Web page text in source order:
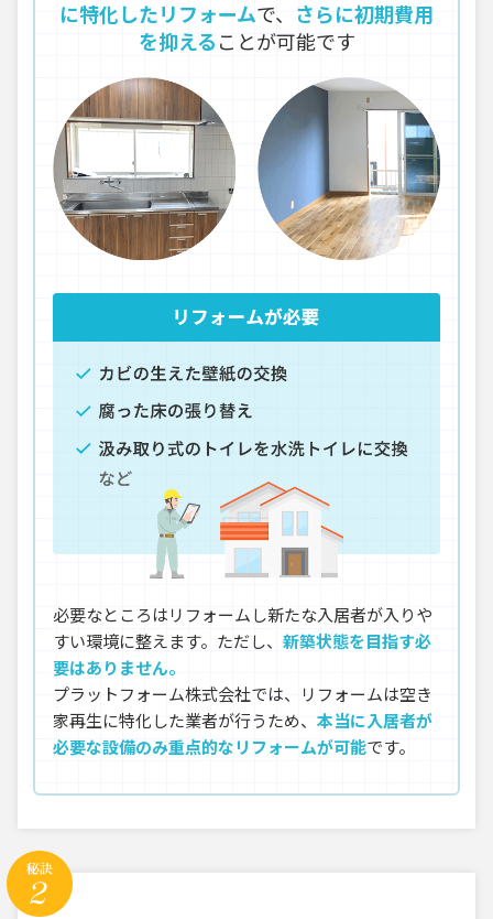
に特化したリフォームで、 さらに初期費用
を抑えることが可能です
必要なところはリフォームし新たな入居者が入りや
すい環境に整えます。ただし、 新築状態を目指す必
要はありません。
プラットフォーム株式会社では、リフォームは空き
家再生に特化した業者が行うため、 本当に入居者が
必要な設備のみ重点的なリフォームが可能です。